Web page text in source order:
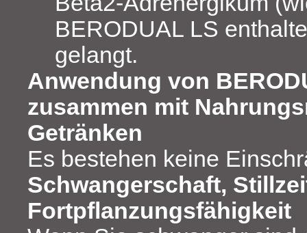
BERODUAL LS
gelangt.
Anwendung von
zusammen mit
Getränken
Es bestehen keine
Schwangerschaft,
Fortpflanzungsfähigkeit